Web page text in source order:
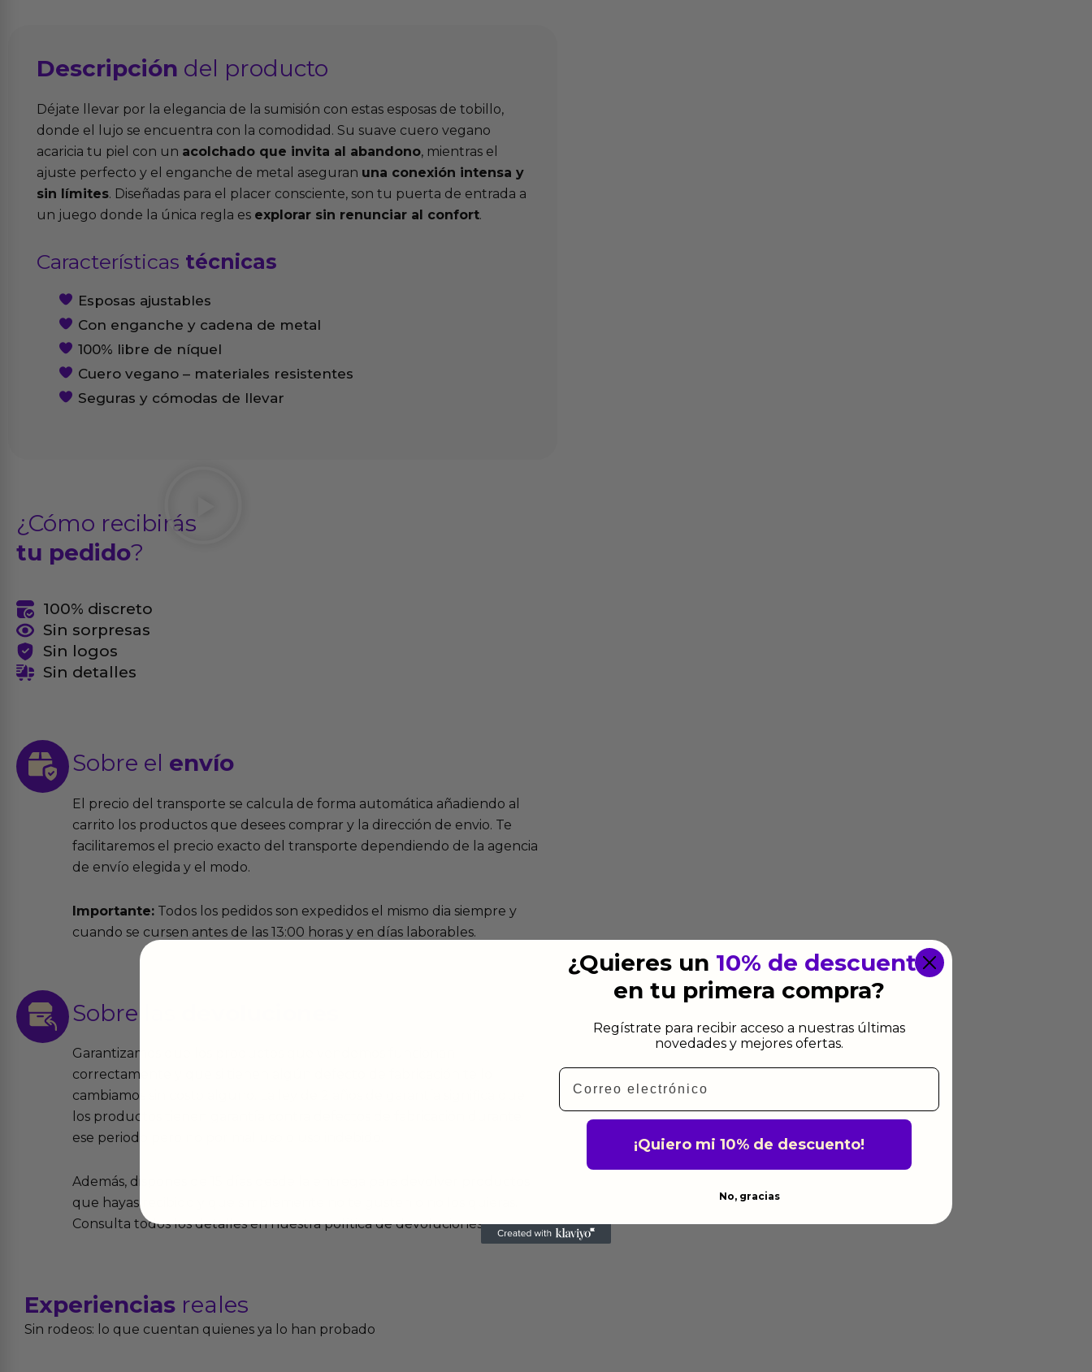
Descripción del producto
Déjate llevar por la elegancia de la sumisión con estas esposas de tobillo,
donde el lujo se encuentra con la comodidad. Su suave cuero vegano
acaricia tu piel con un acolchado que invita al abandono, mientras el
ajuste perfecto y el enganche de metal aseguran una conexión intensa y
sin límites. Diseñadas para el placer consciente, son tu puerta de entrada a
un juego donde la única regla es explorar sin renunciar al confort.
Características técnicas
Esposas ajustables
Con enganche y cadena de metal
100% libre de níquel
Cuero vegano – materiales resistentes
Seguras y cómodas de llevar
¿Cómo recibirás
tu pedido?
100% discreto
Sin sorpresas
Sin logos
Sin detalles
Sobre el envío
El precio del transporte se calcula de forma automática añadiendo al
carrito los productos que desees comprar y la dirección de envio. Te
facilitaremos el precio exacto del transporte dependiendo de la agencia
de envío elegida y el modo.
Importante: Todos los pedidos son expedidos el mismo dia siempre y
cuando se cursen antes de las 13:00 horas y en días laborables.
Sobre las
Garantizamos que los productos que vendemos funcionan
correctamente y que si tienen algún defecto de fabricación te lo
cambiamos sin costo alguno. La ley de 2 años de garantía significa que
los productos tienen garantía contra defectos de fabricación durante
ese periodo pero no por mal uso o uso indebido.
Además, dispones de 15 días desde la entrega para devolver productos
que hayas recibido y que simplemente no te gusten o no los quieras.
Consulta todos los detalles en nuestra política de devoluciones.
Experiencias reales
Sin rodeos: lo que cuentan quienes ya lo han probado
¿Quieres un 10% de descuento
en tu primera compra?
Regístrate para recibir acceso a nuestras últimas
novedades y mejores ofertas.
Email
¡Quiero mi 10% de descuento!
No, gracias